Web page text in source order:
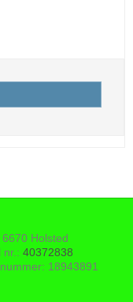
6670 Holsted
nr.: 40372838
: 18943891